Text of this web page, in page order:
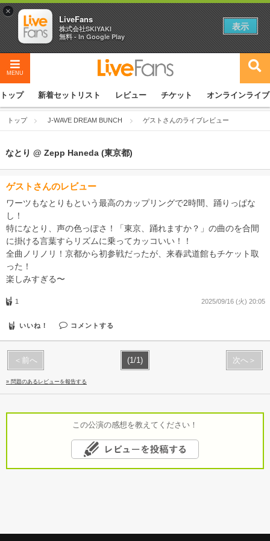
MENU
トップ 新着セットリスト レビュー チケット オンラインライブ
トップ J-WAVE DREAM BUNCH ゲストさんのライブレビュー
なとり @ Zepp Haneda (東京都)
ゲストさんのレビュー
ワーツもなとりもという最高のカップリングで2時間、踊りっぱな
し！
特になとり、声の色っぽさ！「東京、踊れますか？」の曲のを合間
に掛ける言葉すらリズムに乗ってカッコいい！！
全曲ノリノリ！京都から初参戦だったが、来春武道館もチケット取
った！
楽しみすぎる〜
1 2025/09/16 (火) 20:05
いいね！ コメントする
＜前へ (1/1) 次へ＞
» 問題のあるレビューを報告する
この公演の感想を教えてください！
×
LiveFans
株式会社SKIYAKI
無料 - In Google Play
表示